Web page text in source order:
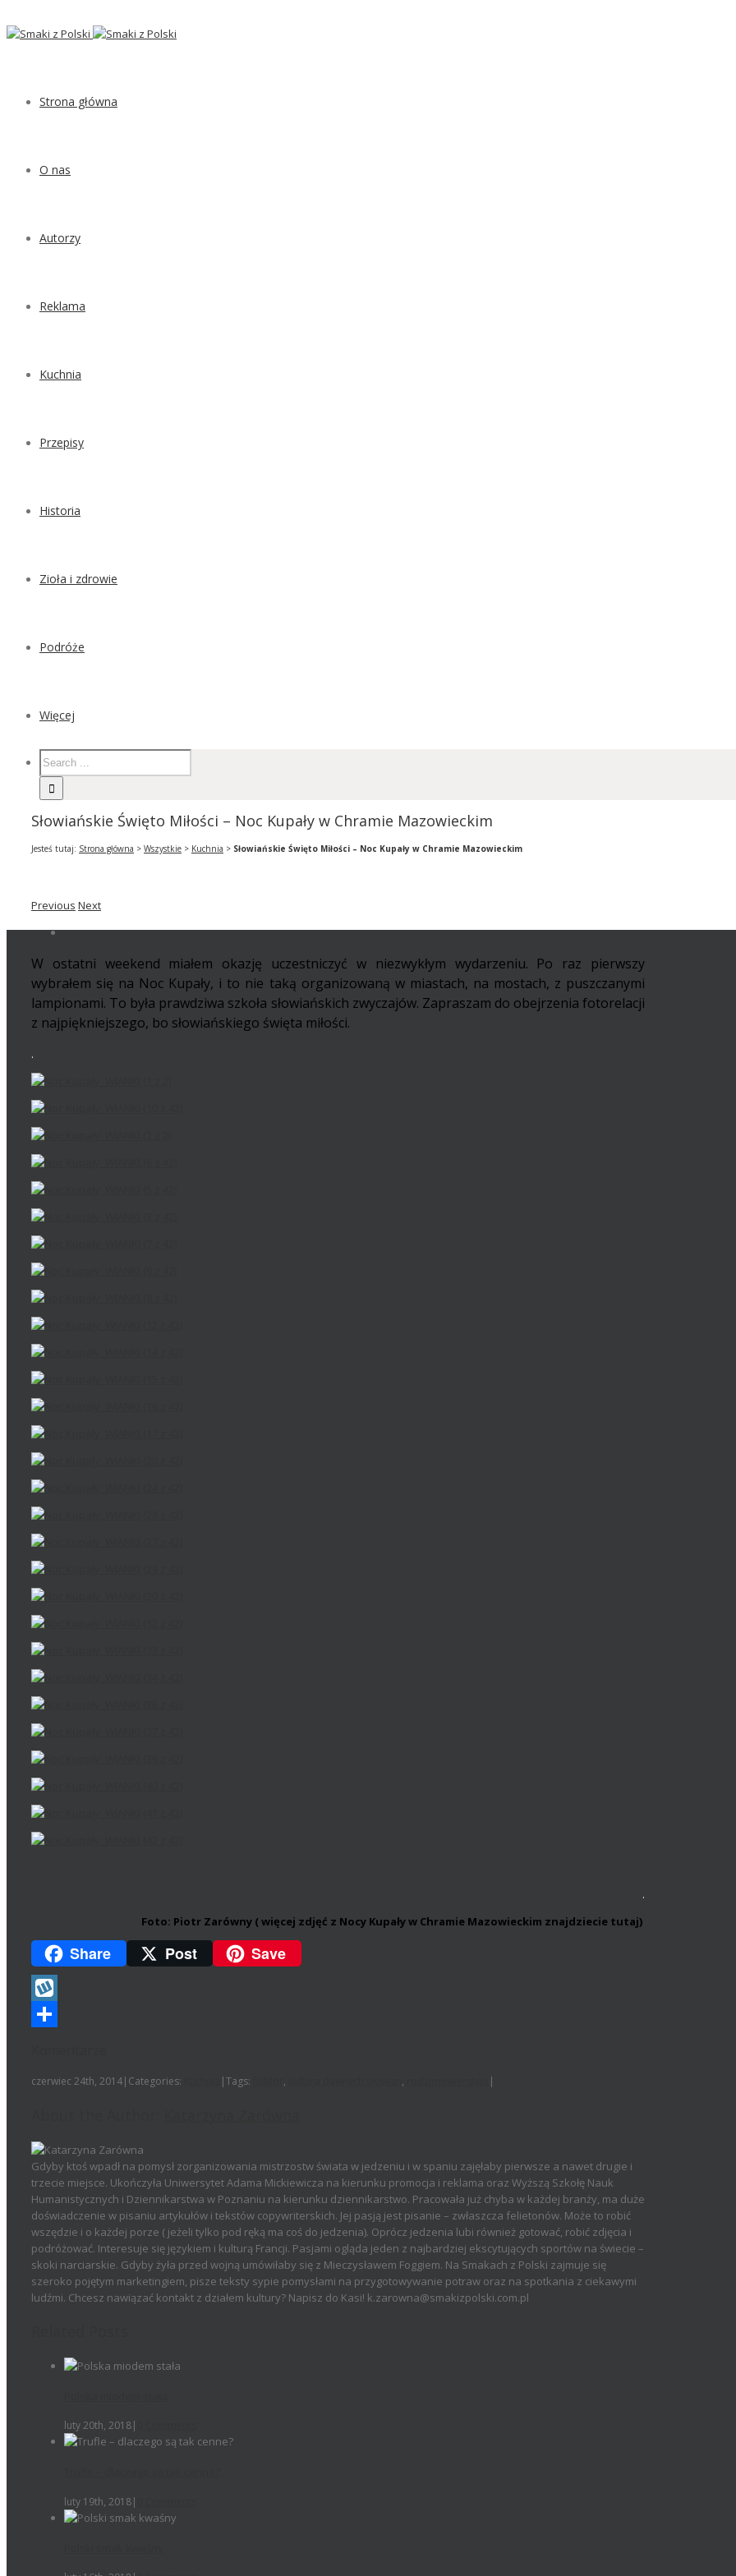
Strona główna
O nas
Autorzy
Reklama
Kuchnia
Przepisy
Historia
Zioła i zdrowie
Podróże
Więcej
Słowiańskie Święto Miłości – Noc Kupały w Chramie Mazowieckim
Jesteś tutaj: Strona główna > Wszystkie > Kuchnia > Słowiańskie Święto Miłości – Noc Kupały w Chramie Mazowieckim
Previous Next
W ostatni weekend miałem okazję uczestniczyć w niezwykłym wydarzeniu. Po raz pierwszy
wybrałem się na Noc Kupały, i to nie taką organizowaną w miastach, na mostach, z puszczanymi
lampionami. To była prawdziwa szkoła słowiańskich zwyczajów. Zapraszam do obejrzenia fotorelacji
z najpiękniejszego, bo słowiańskiego święta miłości.
.
.
Foto: Piotr Zarówny ( więcej zdjęć z Nocy Kupały w Chramie Mazowieckim znajdziecie tutaj)
Share Post Save
Wykop
czerwiec 24th, 2014| Categories: |Tags: , , |
Gdyby ktoś wpadł na pomysł zorganizowania mistrzostw świata w jedzeniu i w spaniu zajęłaby pierwsze a nawet drugie i
trzecie miejsce. Ukończyła Uniwersytet Adama Mickiewicza na kierunku promocja i reklama oraz Wyższą Szkołę Nauk
Humanistycznych i Dziennikarstwa w Poznaniu na kierunku dziennikarstwo. Pracowała już chyba w każdej branży, ma duże
doświadczenie w pisaniu artykułów i tekstów copywriterskich. Jej pasją jest pisanie – zwłaszcza felietonów. Może to robić
wszędzie i o każdej porze ( jeżeli tylko pod ręką ma coś do jedzenia). Oprócz jedzenia lubi również gotować, robić zdjęcia i
podróżować. Interesuje się językiem i kulturą Francji. Pasjami ogląda jeden z najbardziej ekscytujących sportów na świecie –
skoki narciarskie. Gdyby żyła przed wojną umówiłaby się z Mieczysławem Foggiem. Na Smakach z Polski zajmuje się
szeroko pojętym marketingiem, pisze teksty sypie pomysłami na przygotowywanie potraw oraz na spotkania z ciekawymi
ludźmi. Chcesz nawiązać kontakt z działem kultury? Napisz do Kasi! k.zarowna@smakizpolski.com.pl
luty 20th, 2018|
luty 19th, 2018|